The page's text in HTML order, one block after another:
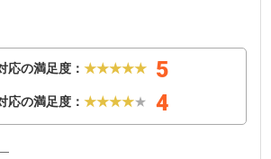
応の満足度： ★★★★★ 5
応の満足度： ★★★★★ 4